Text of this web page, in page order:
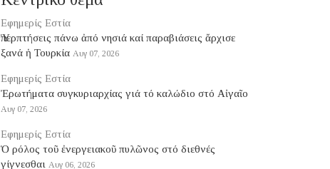
Εφημερίς Εστία
Ὑπερπτήσεις πάνω ἀπό νησιά καί παραβιάσεις ἄρχισε
ξανά ἡ Τουρκία Αυγ 07, 2026
Εφημερίς Εστία
Ἐρωτήματα συγκυριαρχίας γιά τό καλώδιο στό Αἰγαῖο
Αυγ 07, 2026
Εφημερίς Εστία
Ὁ ρόλος τοῦ ἐνεργειακοῦ πυλῶνος στό διεθνές
γίγνεσθαι Αυγ 06, 2026